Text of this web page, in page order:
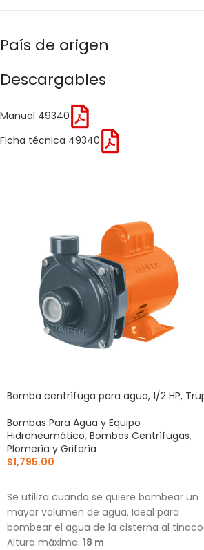
País de origen
Descargables
Manual 49340
Ficha técnica 49340
Bomba centrífuga para agua, 1/2 HP,
Bombas Para Agua y Equipo
Hidroneumático, Bombas Centrífugas,
Plomería y Grifería
$1,795.00
Se utiliza cuando se quiere bombear un
mayor volumen de agua. Ideal para
bombear el agua de la cisterna al tinaco
Altura máxima: 18 m